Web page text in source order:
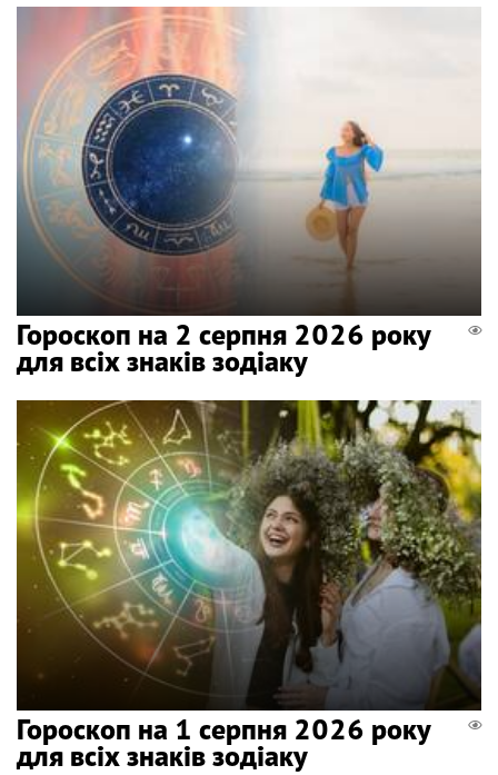
Гороскоп на 2 серпня 2026 року
для всіх знаків зодіаку
Гороскоп на 1 серпня 2026 року
для всіх знаків зодіаку